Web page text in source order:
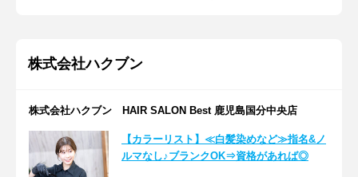
株式会社ハクブン
株式会社ハクブン HAIR SALON Best 鹿児島国分中央店
【カラーリスト】≪白髪染めなど≫指名&ノ
ルマなし♪ブランクOK⇒資格があれば◎